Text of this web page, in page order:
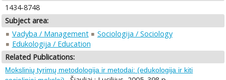
1434-8748
Subject area:
Vadyba / Management
Sociologija / Sociology
Edukologija / Education
Related Publications:
Mokslinių tyrimų metodologija ir metodai: (edukologija ir kiti